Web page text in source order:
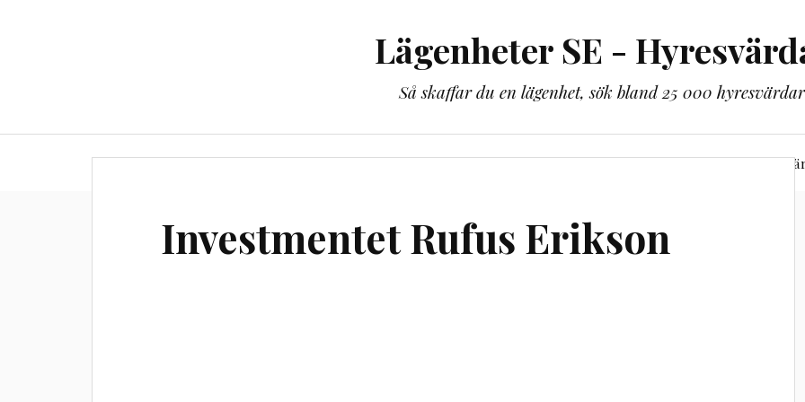
Lägenheter SE -
Så skaffar du en lägenhet, sök bland 25 000
Tillbaka till lägenheter.se Bli guldmedlem Alla
Investmentet Rufus Erikson